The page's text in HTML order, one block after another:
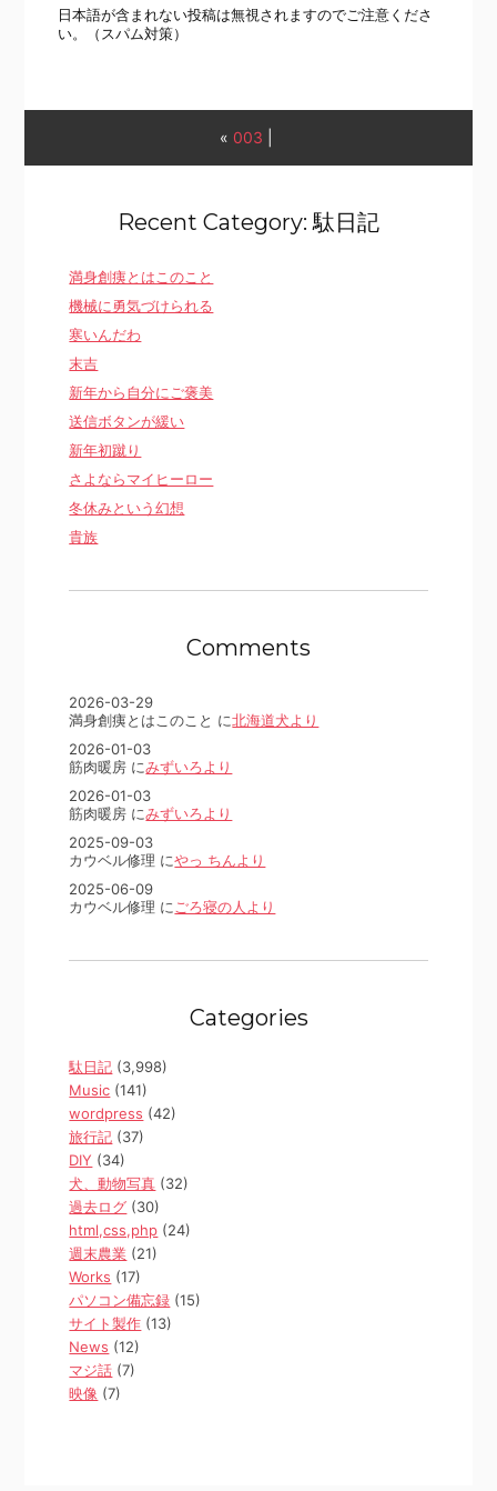
日本語が含まれない投稿は無視されますのでご注意くださ
い。（スパム対策）
« 003
Recent Category: 駄日記
満身創痍とはこのこと
機械に勇気づけられる
寒いんだわ
末吉
新年から自分にご褒美
送信ボタンが緩い
新年初蹴り
さよならマイヒーロー
冬休みという幻想
貴族
Comments
2026-03-29
満身創痍とはこのこと に北海道犬より
2026-01-03
筋肉暖房 にみずいろより
2026-01-03
筋肉暖房 にみずいろより
2025-09-03
カウベル修理 にやっ ちんより
2025-06-09
カウベル修理 に ごろ寝の人より
Categories
駄日記 (3,998)
Music (141)
wordpress (42)
旅行記 (37)
DIY (34)
犬、動物写真 (32)
過去ログ (30)
html,css,php (24)
週末農業 (21)
Works (17)
パソコン備忘録 (15)
サイト製作 (13)
News (12)
マジ話 (7)
映像 (7)